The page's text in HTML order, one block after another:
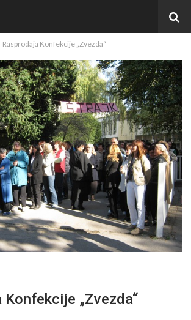
Rasprodaja Konfekcije „Zvezda“
Konfekcije „Zvezda“